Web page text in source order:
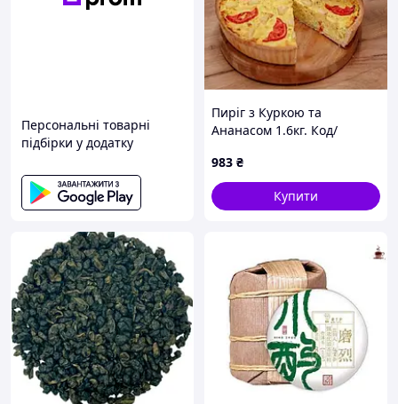
Персональні товарні
підбірки у додатку
Пиріг з Куркою та
Ананасом 1.6кг. Код/
983 ₴
Купити